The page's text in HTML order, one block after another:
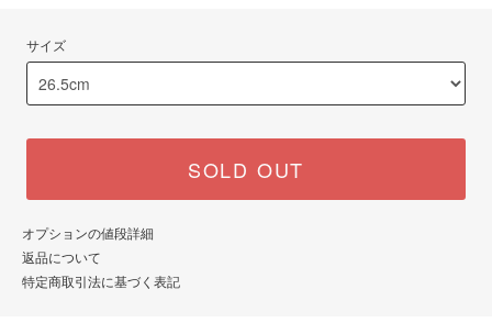
サイズ
SOLD OUT
オプションの値段詳細
返品について
特定商取引法に基づく表記